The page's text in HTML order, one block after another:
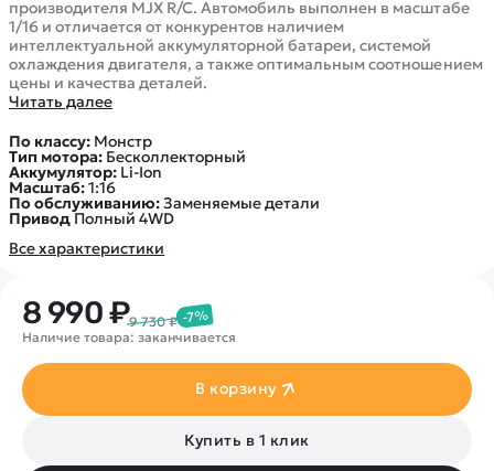
производителя MJX R/C. Автомобиль выполнен в масштабе
1/16 и отличается от конкурентов наличием
интеллектуальной аккумуляторной батареи, системой
охлаждения двигателя, а также оптимальным соотношением
цены и качества деталей.
Читать далее
По классу: Монстр
Тип мотора: Бесколлекторный
Аккумулятор: Li-Ion
Масштаб:1:16
По обслуживанию:Заменяемые детали
ПриводПолный 4WD
Все характеристики
8 990 ₽9 730 ₽ -7%
Наличие товара: заканчивается
В корзину
Купить в 1 клик